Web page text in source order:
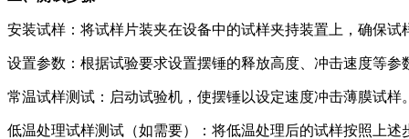
安装试样：将试样片装夹在设备中的试样夹持装置上，确保试
设置参数：根据试验要求设置摆锤的释放高度、冲击速度等参
常温试样测试：启动试验机，使摆锤以设定速度冲击薄膜试
低温处理试样测试（如需要）：将低温处理后的试样按照上